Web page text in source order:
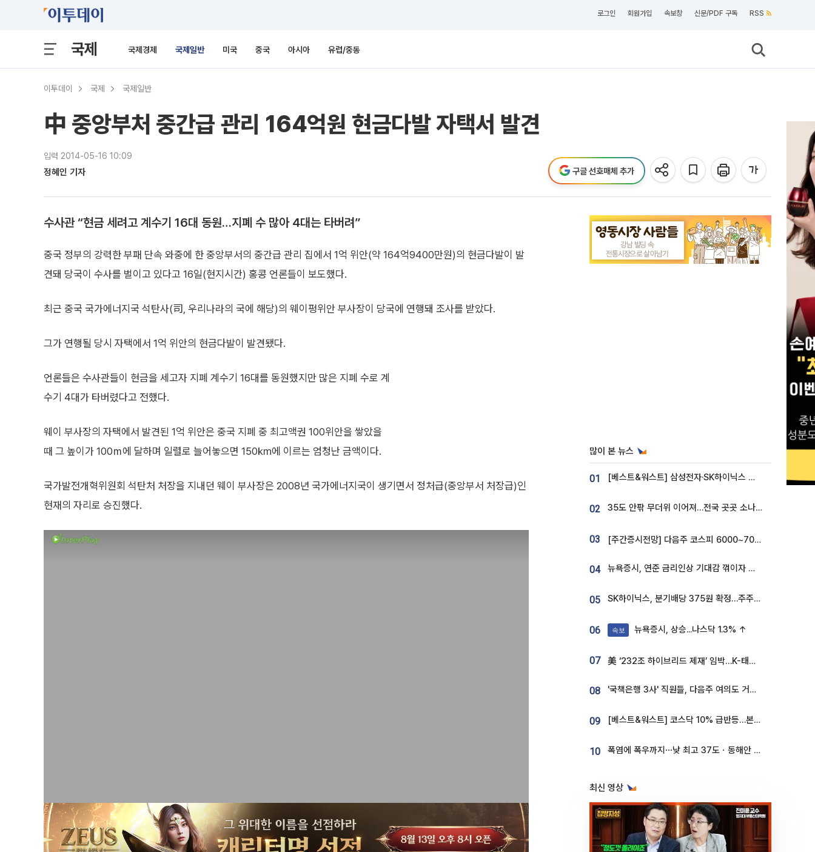
로그인 회원가입 속보창 신문/PDF 구독 RSS
국제 국제경제 국제일반 미국 중국 아시아 유럽/중동
이투데이 국제 국제일반
中 중앙부처 중간급 관리 164억원 현금다발 자택서 발견
입력 2014-05-16 10:09
정혜인 기자 구글 선호매체 추가
수사관 “현금 세려고 계수기 16대 동원…지폐 수 많아 4대는 타버려”
중국 정부의 강력한 부패 단속 와중에 한 중앙부서의 중간급 관리 집에서 1억 위안(약 164억9400만원)의 현금다발이 발
견돼 당국이 수사를 벌이고 있다고 16일(현지시간) 홍콩 언론들이 보도했다.
최근 중국 국가에너지국 석탄사(司, 우리나라의 국에 해당)의 웨이펑위안 부사장이 당국에 연행돼 조사를 받았다.
그가 연행될 당시 자택에서 1억 위안의 현금다발이 발견됐다.
언론들은 수사관들이 현금을 세고자 지폐 계수기 16대를 동원했지만 많은 지폐 수로 계
수기 4대가 타버렸다고 전했다.
웨이 부사장의 자택에서 발견된 1억 위안은 중국 지폐 중 최고액권 100위안을 쌓았을
때 그 높이가 100ｍ에 달하며 일렬로 늘어놓으면 150㎞에 이르는 엄청난 금액이다.
국가발전개혁위원회 석탄처 처장을 지내던 웨이 부사장은 2008년 국가에너지국이 생기면서 정처급(중앙부서 처장급)인
현재의 자리로 승진했다.
많이 본 뉴스
01 [베스트&워스트] 삼성전자·SK하이닉스 밀린 한 주…상상인증권은 85% 급등
02 35도 안팎 무더위 이어져…전국 곳곳 소나기 [오늘 날씨]
03 [주간증시전망] 다음주 코스피 6000~7000⋯“外人 수급은 정책이 변수”
04 뉴욕증시, 연준 금리인상 기대감 꺾이자 상승...S&P500 사상 최고치 [종합]
05 SK하이닉스, 분기배당 375원 확정…주주환원책 9월로 앞당겨 발표
06 속보 뉴욕증시, 상승...나스닥 1.3% ↑
07 美 ‘232조 하이브리드 제재’ 임박…K-태양광, 불확실성 털고 날개 다나
08 '국책은행 3사' 직원들, 다음주 여의도 거리 나서는 까닭은
09 [베스트&워스트] 코스닥 10% 급반등…본느, 최대주주 변경 기대에 270% 폭등
10 폭염에 폭우까지⋯낮 최고 37도ㆍ동해안 강한 비 [날씨]
최신 영상